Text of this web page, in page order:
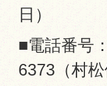
日）
■電話番号
6373（村松